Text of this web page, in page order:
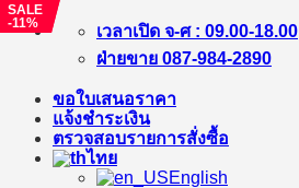
ข้าม
เนื้อหา
เวลาเปิด จ-ศ : 09.00-18.00
ฝ่ายขาย 087-984-2890
ขอใบเสนอราคา
แจ้งชำระเงิน
ตรวจสอบรายการสั่งซื้อ
ไทย
English
SALE
-%
SALE
-11%